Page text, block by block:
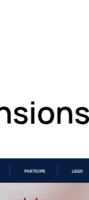
PARTICIPE